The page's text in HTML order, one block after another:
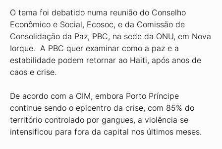
O tema foi debatido numa reunião do Conselho
Econômico e Social, Ecosoc, e da Comissão de
Consolidação da Paz, PBC, na sede da ONU, em Nova
Iorque. A PBC quer examinar como a paz e a
estabilidade podem retornar ao Haiti, após anos de
caos e crise.
De acordo com a OIM, embora Porto Príncipe
continue sendo o epicentro da crise, com 85% do
território controlado por gangues, a violência se
intensificou para fora da capital nos últimos meses.